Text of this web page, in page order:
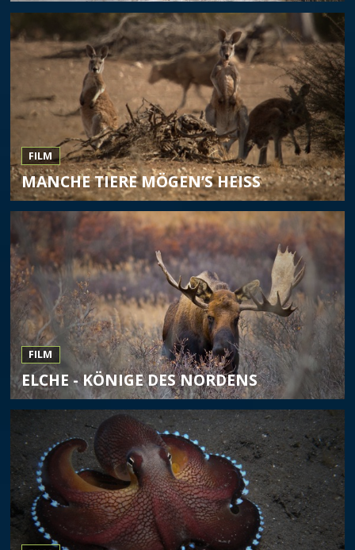
FILM
MANCHE TIERE MÖGEN’S HEISS
FILM
ELCHE - KÖNIGE DES NORDENS